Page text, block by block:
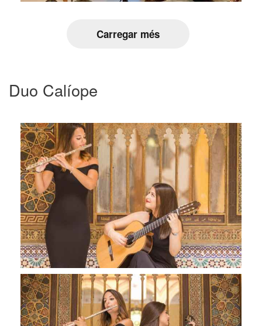
Carregar més
Duo Calíope